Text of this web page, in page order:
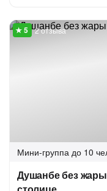
2 отзыва
Мини-группа до 10
Душанбе без